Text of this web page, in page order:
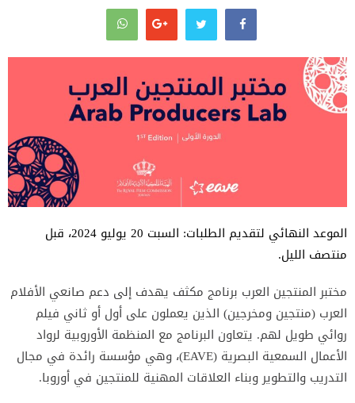
الموعد النهائي لتقديم الطلبات: السبت 20 يوليو 2024، قبل
منتصف الليل.
مختبر المنتجين العرب برنامج مكثف يهدف إلى دعم صانعي الأفلام
العرب (منتجين ومخرجين) الذين يعملون على أول أو ثاني فيلم
روائي طويل لهم. يتعاون البرنامج مع المنظمة الأوروبية لرواد
الأعمال السمعية البصرية (EAVE)، وهي مؤسسة رائدة في مجال
التدريب والتطوير وبناء العلاقات المهنية للمنتجين في أوروبا.